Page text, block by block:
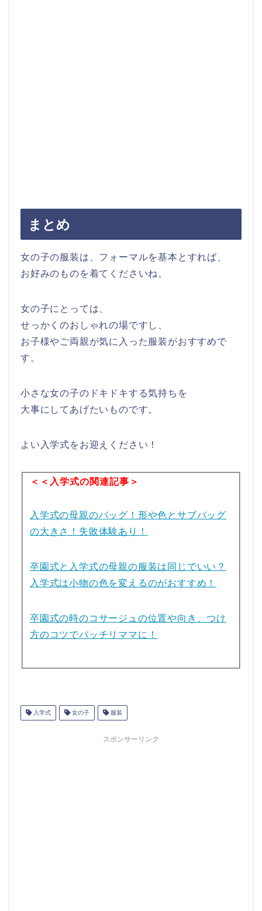
まとめ
女の子の服装は、フォーマルを基本とすれば、
お好みのものを着てくださいね。
女の子にとっては、
せっかくのおしゃれの場ですし、
お子様やご両親が気に入った服装がおすすめで
す。
小さな女の子のドキドキする気持ちを
大事にしてあげたいものです。
よい入学式をお迎えください！
＜＜入学式の関連記事＞
入学式の母親のバッグ！形や色とサブバッグ
の大きさ！失敗体験あり！
卒園式と入学式の母親の服装は同じでいい？
入学式は小物の色を変えるのがおすすめ！
卒園式の時のコサージュの位置や向き、つけ
方のコツでバッチリママに！
入学式 女の子 服装
スポンサーリンク